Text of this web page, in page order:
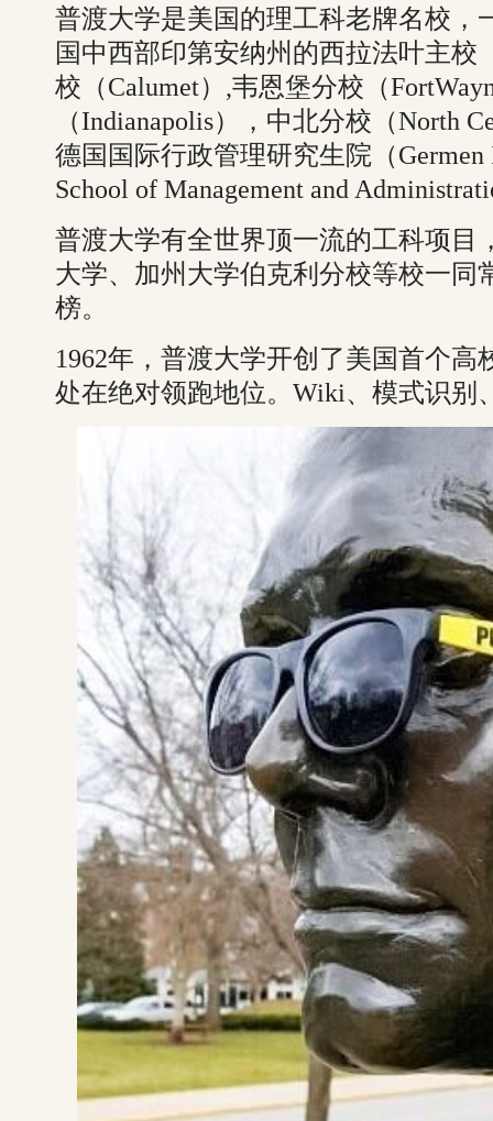
普渡大学是美国的理工科老牌名校，
国中西部印第安纳州的西拉法叶主校
校（Calumet）,韦恩堡分校（
（Indianapolis），中北分校（North
德国国际行政管理研究生院（Germen
School of Management and
普渡大学有全世界顶一流的工科项目
大学、加州大学伯克利分校等校一同
榜。
1962年，普渡大学开创了美国首个
处在绝对领跑地位。Wiki、模式识别